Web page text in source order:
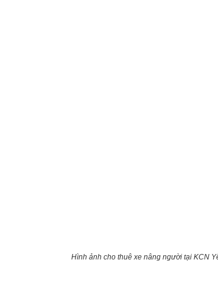
Hình ảnh cho thuê xe nâng người tại KCN